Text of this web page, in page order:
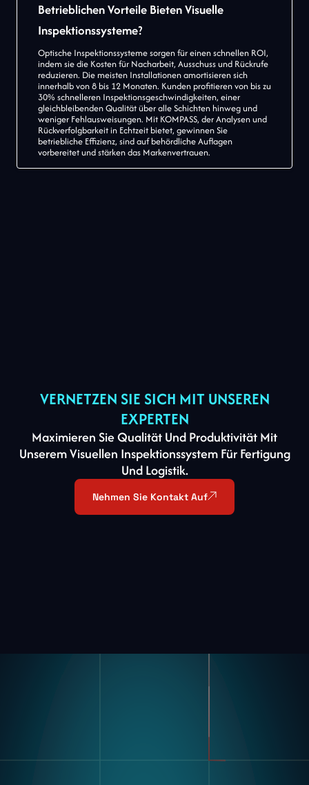
Betrieblichen Vorteile Bieten Visuelle
Inspektionssysteme?
Optische Inspektionssysteme sorgen für einen schnellen ROI,
indem sie die Kosten für Nacharbeit, Ausschuss und Rückrufe
reduzieren. Die meisten Installationen amortisieren sich
innerhalb von 8 bis 12 Monaten. Kunden profitieren von bis zu
30% schnelleren Inspektionsgeschwindigkeiten, einer
gleichbleibenden Qualität über alle Schichten hinweg und
weniger Fehlausweisungen. Mit KOMPASS, der Analysen und
Rückverfolgbarkeit in Echtzeit bietet, gewinnen Sie
betriebliche Effizienz, sind auf behördliche Auflagen
vorbereitet und stärken das Markenvertrauen.
VERNETZEN SIE SICH MIT UNSEREN
EXPERTEN
Maximieren Sie Qualität Und Produktivität Mit
Unserem Visuellen Inspektionssystem Für Fertigung
Und Logistik.
Nehmen Sie Kontakt Auf